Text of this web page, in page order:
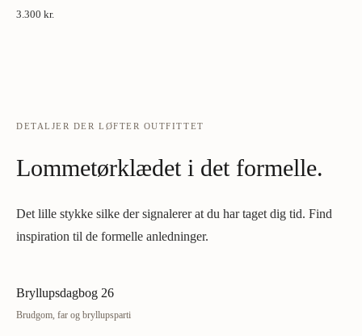
3.300 kr.
DETALJER DER LØFTER OUTFITTET
Lommetørklædet i det formelle.
Det lille stykke silke der signalerer at du har taget dig tid. Find
inspiration til de formelle anledninger.
Bryllupsdagbog 26
Brudgom, far og bryllupsparti